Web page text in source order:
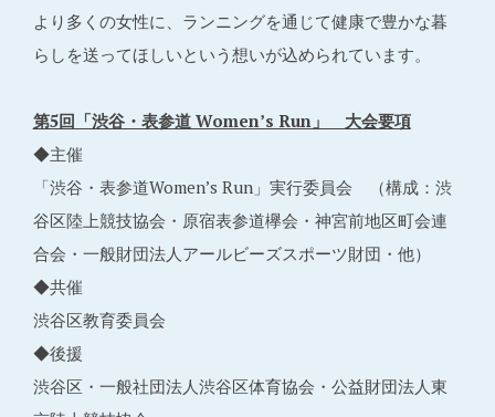
より多くの女性に、ランニングを通じて健康で豊かな暮
らしを送ってほしいという想いが込められています。
第5回「渋谷・表参道 Women’s Run」 大会要項
◆主催
「渋谷・表参道Women’s Run」実行委員会 （構成：渋
谷区陸上競技協会・原宿表参道欅会・神宮前地区町会連
合会・一般財団法人アールビーズスポーツ財団・他）
◆共催
渋谷区教育委員会
◆後援
渋谷区・一般社団法人渋谷区体育協会・公益財団法人東